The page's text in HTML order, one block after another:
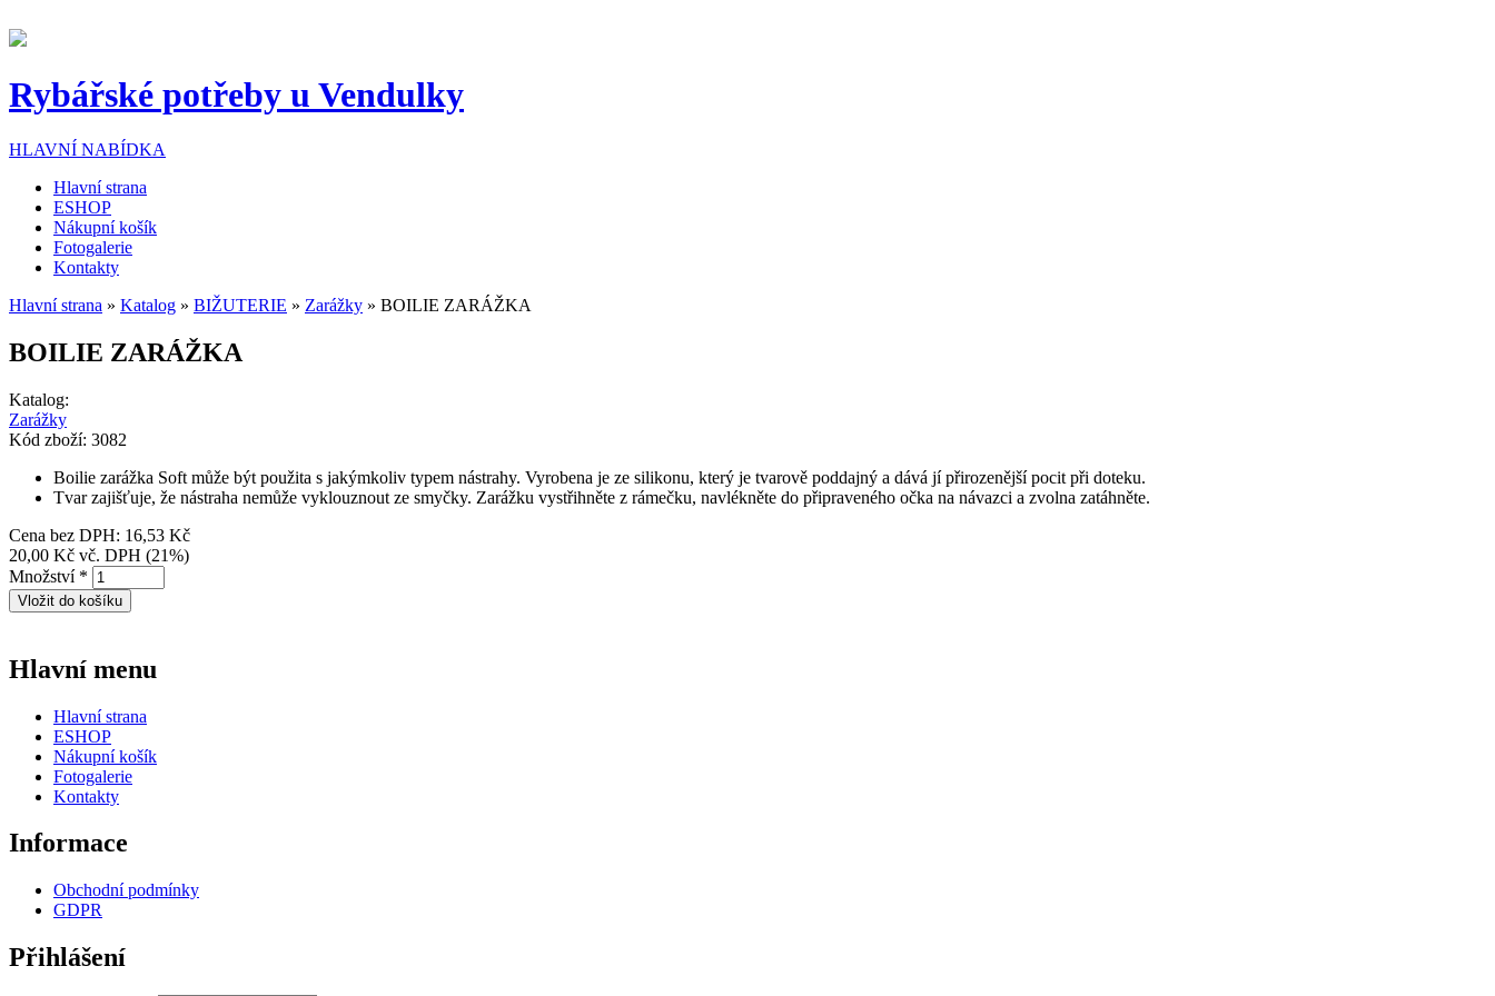
Rybářské potřeby u Vendulky
HLAVNÍ NABÍDKA
Hlavní strana
ESHOP
Nákupní košík
Fotogalerie
Kontakty
Hlavní strana » Katalog » BIŽUTERIE » Zarážky » BOILIE ZARÁŽKA
BOILIE ZARÁŽKA
Katalog:
Zarážky
Kód zboží: 3082
Boilie zarážka Soft může být použita s jakýmkoliv typem nástrahy. Vyrobena je ze silikonu, který je tvarově poddajný a dává jí přirozenější pocit při doteku.
Tvar zajišťuje, že nástraha nemůže vyklouznout ze smyčky. Zarážku vystřihněte z rámečku, navlékněte do připraveného očka na návazci a zvolna zatáhněte.
Cena bez DPH: 16,53 Kč
20,00 Kč vč. DPH (21%)
Množství *
Hlavní menu
Hlavní strana
ESHOP
Nákupní košík
Fotogalerie
Kontakty
Informace
Obchodní podmínky
GDPR
Přihlášení